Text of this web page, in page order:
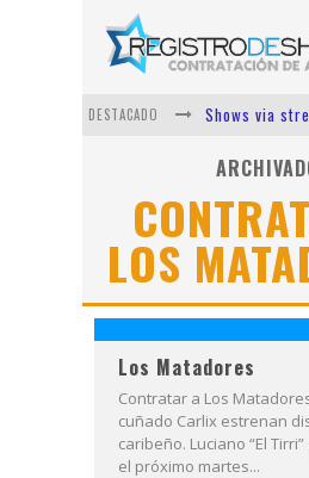
DESTACADO
Shows via
Lit Killah
Nicki Nicole
Duki
Vi Em
LOS
Los Matadores
Contratar a Los
cuñado Carlix estrenan
caribeño. Luciano “El
el próximo martes...